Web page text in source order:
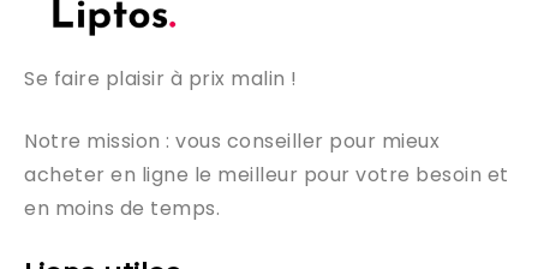
Se faire plaisir à prix malin !
Notre mission : vous conseiller pour mieux
acheter en ligne le meilleur pour votre besoin et
en moins de temps.